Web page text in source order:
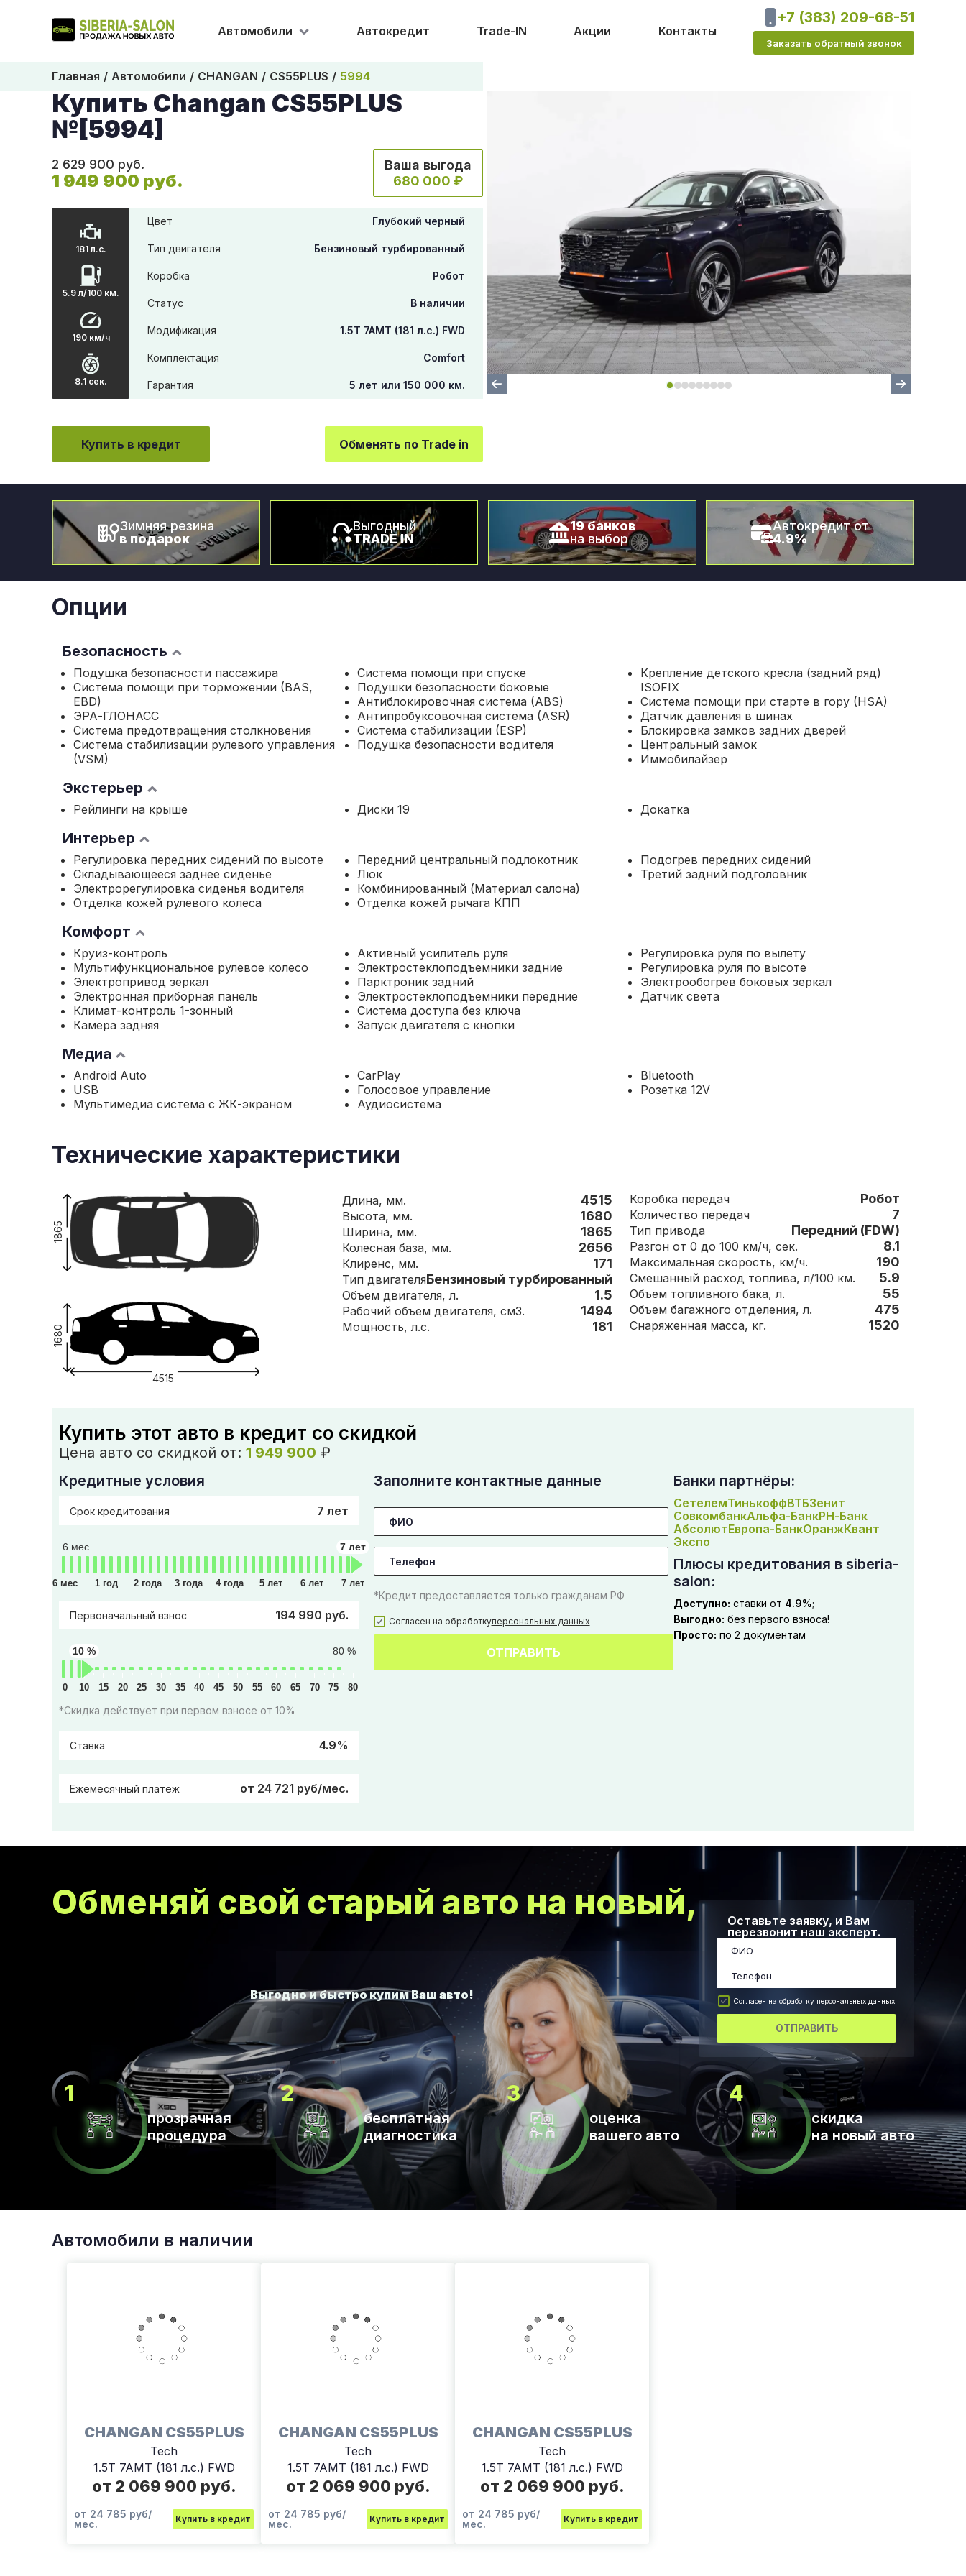
Автомобили Автокредит Trade-IN Акции Контакты
+7 (383) 209-68-51
Заказать обратный звонок
Главная Автомобили CHANGAN CS55PLUS 5994
Купить Changan CS55PLUS
№[5994]
2 629 900 руб.
1 949 900 руб.
Ваша выгода
680 000 ₽
181 л.с.
5.9 л/100 км.
190 км/ч
8.1 сек.
Цвет Глубокий черный
Тип двигателя Бензиновый турбированный
Коробка Робот
Статус В наличии
Модификация 1.5T 7AMT (181 л.с.) FWD
Комплектация Comfort
Гарантия 5 лет или 150 000 км.
Купить в кредит Обменять по Trade in
Зимняя резина
в подарок
Выгодный
TRADE IN
19 банков
на выбор
Автокредит от
4.9%
Опции
Безопасность
Подушка безопасности пассажира
Система помощи при торможении (BAS,
EBD)
ЭРА-ГЛОНАСС
Система предотвращения столкновения
Система стабилизации рулевого управления
(VSM)
Система помощи при спуске
Подушки безопасности боковые
Антиблокировочная система (ABS)
Антипробуксовочная система (ASR)
Система стабилизации (ESP)
Подушка безопасности водителя
Крепление детского кресла (задний ряд)
ISOFIX
Система помощи при старте в гору (HSA)
Датчик давления в шинах
Блокировка замков задних дверей
Центральный замок
Иммобилайзер
Экстерьер
Рейлинги на крыше Диски 19 Докатка
Интерьер
Регулировка передних сидений по высоте
Складывающееся заднее сиденье
Электрорегулировка сиденья водителя
Отделка кожей рулевого колеса
Передний центральный подлокотник
Люк
Комбинированный (Материал салона)
Отделка кожей рычага КПП
Подогрев передних сидений
Третий задний подголовник
Комфорт
Круиз-контроль
Мультифункциональное рулевое колесо
Электропривод зеркал
Электронная приборная панель
Климат-контроль 1-зонный
Камера задняя
Активный усилитель руля
Электростеклоподъемники задние
Парктроник задний
Электростеклоподъемники передние
Система доступа без ключа
Запуск двигателя с кнопки
Регулировка руля по вылету
Регулировка руля по высоте
Электрообогрев боковых зеркал
Датчик света
Медиа
Android Auto
USB
Мультимедиа система с ЖК-экраном
CarPlay
Голосовое управление
Аудиосистема
Bluetooth
Розетка 12V
Технические характеристики
4515
1680
1865
Длина, мм. 4515
Высота, мм. 1680
Ширина, мм. 1865
Колесная база, мм. 2656
Клиренс, мм. 171
Тип двигателяБензиновый турбированный
Объем двигателя, л. 1.5
Рабочий объем двигателя, см3. 1494
Мощность, л.с. 181
Коробка передач Робот
Количество передач 7
Тип привода Передний (FDW)
Разгон от 0 до 100 км/ч, сек. 8.1
Максимальная скорость, км/ч. 190
Смешанный расход топлива, л/100 км. 5.9
Объем топливного бака, л. 55
Объем багажного отделения, л. 475
Снаряженная масса, кг. 1520
Купить этот авто в кредит со скидкой
Цена авто со скидкой от: 1 949 900 ₽
Кредитные условия
Срок кредитования 7 лет
6 мес 7 лет
6 мес 1 год 2 года 3 года 4 года 5 лет 6 лет 7 лет
Первоначальный взнос 194 990 руб.
80 %
10 %
0 10 15 20 25 30 35 40 45 50 55 60 65 70 75 80
*Скидка действует при первом взносе от 10%
Ставка 4.9%
Ежемесячный платеж от 24 721 руб/мес.
Заполните контактные данные
*Кредит предоставляется только гражданам РФ
Согласен на обработкуперсональных данных
ОТПРАВИТЬ
Банки партнёры:
СетелемТинькоффВТБЗенит
СовкомбанкАльфа-БанкРН-Банк
АбсолютЕвропа-БанкОранжКвант
Экспо
Плюсы кредитования в siberia-
salon:
Доступно: ставки от 4.9%;
Выгодно: без первого взноса!
Просто: по 2 документам
Обменяй свой старый авто на новый,
Оставьте заявку, и Вам
перезвонит наш эксперт.
Согласен на обработку персональных данных
ОТПРАВИТЬ
прозрачная
процедура
бесплатная
диагностика
оценка
вашего авто
скидка
на новый авто
Автомобили в наличии
CHANGAN CS55PLUS
Tech
1.5T 7AMT (181 л.с.) FWD
от 2 069 900 руб.
от 24 785 руб/
мес.
Купить в кредит
CHANGAN CS55PLUS
Tech
1.5T 7AMT (181 л.с.) FWD
от 2 069 900 руб.
от 24 785 руб/
мес.
Купить в кредит
CHANGAN CS55PLUS
Tech
1.5T 7AMT (181 л.с.) FWD
от 2 069 900 руб.
от 24 785 руб/
мес.
Купить в кредит